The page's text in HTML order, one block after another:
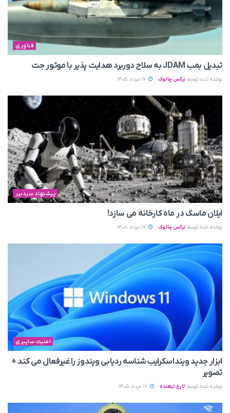
فناوری
تبدیل بمب JDAM به سلاح دوربرد هدایت پذیر با موتور جت
نوشته شده توسط نرگس چالوک
پیشنهاد سردبیر
ایلان ماسک در ماه کارخانه می سازد!
نوشته شده توسط نرگس چالوک
امنیت سایبری
ابزار جدید وینداسکرایب شناسه ردیابی ویندوز را غیرفعال می‌ کند +
تصویر
نوشته شده توسط تارخ ترهنده